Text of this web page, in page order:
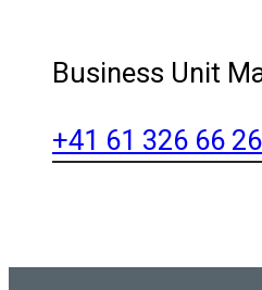
Business Unit
+41 61 326 66 26